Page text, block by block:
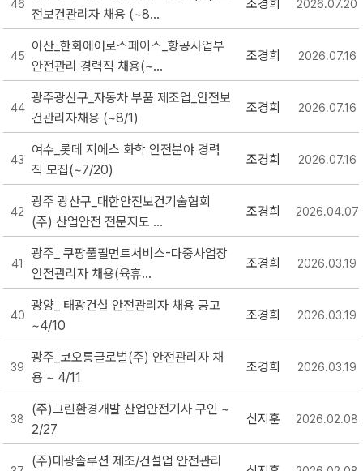
46
전보건관리자 채용 (~8...
조경희 2026.07.20
45
아산_한화에어로스페이스_항공사업부
안전관리 경력직 채용(~...
조경희 2026.07.16
44
광주광산구_자동차 부품 제조업_안전보
건관리자채용 (~8/1)
조경희 2026.07.16
43
여수_롯데 지에스 화학 안전분야 경력
직 모집(~7/20)
조경희 2026.07.16
42
광주 광산구_대한안전보건기술협회
(주) 산업안전 전문지도 ...
조경희 2026.04.07
41
광주_ 쿠팡풀필먼트서비스-다중사업장
안전관리자 채용(육휴...
조경희 2026.03.19
40
광양_ 태광건설 안전관리자 채용 공고
~4/10
조경희 2026.03.19
39
광주_코오롱글로벌(주) 안전관리자 채
용 ~ 4/11
조경희 2026.03.19
38
(주)그린환경개발 산업안전기사 구인 ~
2/27
신지훈 2026.02.08
(주)대광솔루션 제조/건설업 안전관리